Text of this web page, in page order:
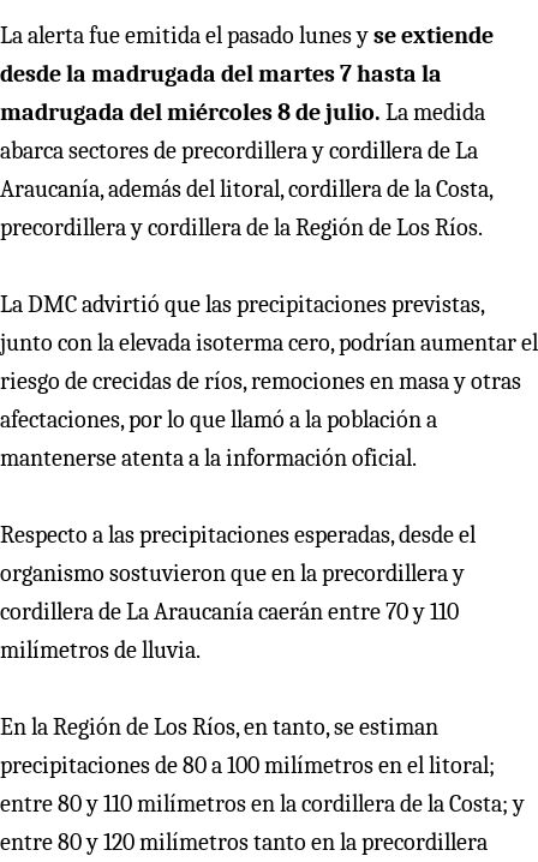
La alerta fue emitida el pasado lunes yse extiende
desde la madrugada del martes 7 hasta la
madrugada del miércoles 8 de julio. La medida
abarca sectores de precordillera y cordillera de La
Araucanía, además del litoral, cordillera de la Costa,
precordillera y cordillera de la Región de Los Ríos.
La DMC advirtió que las precipitaciones previstas,
junto con la elevada isoterma cero, podrían aumentar el
riesgo de crecidas de ríos, remociones en masa y otras
afectaciones, por lo que llamó a la población a
mantenerse atenta a la información oficial.
Respecto a las precipitaciones esperadas, desde el
organismo sostuvieron que en la precordillera y
cordillera de La Araucanía caerán entre 70 y 110
milímetros de lluvia.
En la Región de Los Ríos, en tanto, se estiman
precipitaciones de 80 a 100 milímetros en el litoral;
entre 80 y 110 milímetros en la cordillera de la Costa; y
entre 80 y 120 milímetros tanto en la precordillera